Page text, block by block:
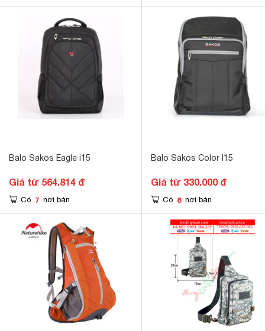
Balo Sakos Eagle i15
Giá từ 564.814 đ
Có 7 nơi bán
Balo Sakos Color I15
Giá từ 330.000 đ
Có 8 nơi bán